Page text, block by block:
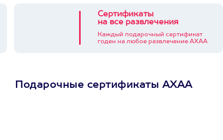
Сертификаты
на все развлечения
Каждый подарочный сертификат
годен на любое развлечение АХАА
Подарочные сертификаты АХАА